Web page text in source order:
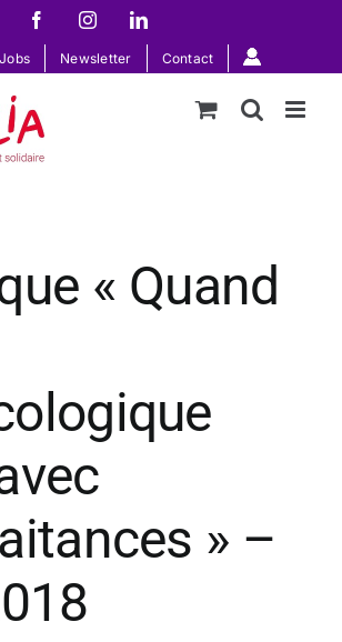
FacebookInstagramLinkedIn
Jobs Newsletter Contact
« Quand
» –